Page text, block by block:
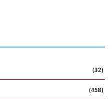
(32)
(458)